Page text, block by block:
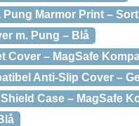
Marmor Print – Sort
m. Pung – Blå
Cover – MagSafe
Anti-Slip Cover –
Case – MagSafe